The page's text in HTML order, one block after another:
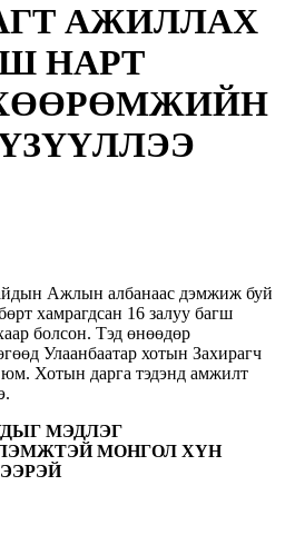
АЖИЛЛАХ
НАРТ
Ажлын албанаас дэмжиж буй
хамрагдсан 16 залуу багш
болсон. Тэд өнөөдөр
Улаанбаатар хотын Захирагч
юм. Хотын дарга тэдэнд амжилт
МЭДЛЭГ
МОНГОЛ ХҮН